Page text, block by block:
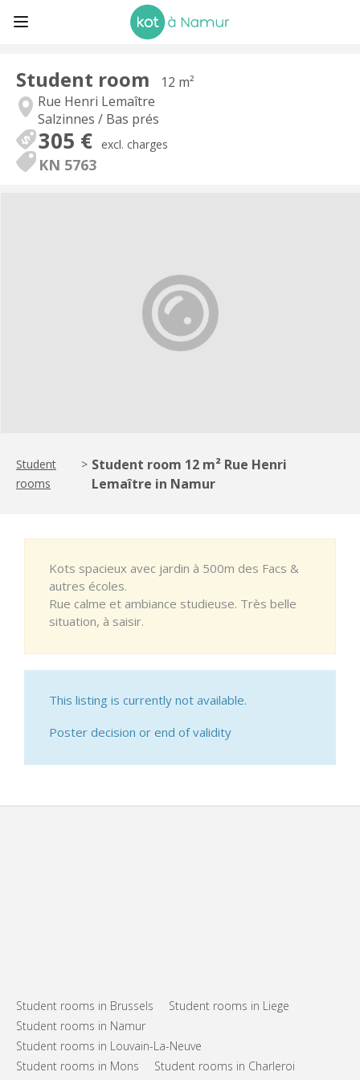
Student room
12 m²
Rue Henri Lemaître
Salzinnes / Bas prés
305 € excl. charges
KN 5763
Student
rooms
> Student room 12 m² Rue Henri
Lemaître in Namur
Kots spacieux avec jardin à 500m des Facs &
autres écoles.
Rue calme et ambiance studieuse. Très belle
situation, à saisir.
This listing is currently not available.
Poster decision or end of validity
Student rooms in Brussels
Student rooms in Liege
Student rooms in Namur
Student rooms in Louvain-La-Neuve
Student rooms in Mons
Student rooms in Charleroi